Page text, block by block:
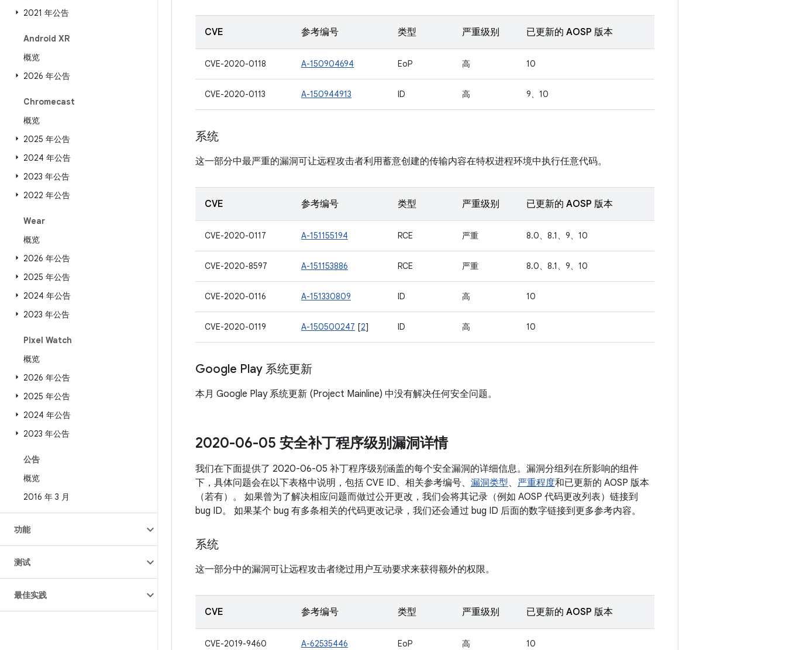
2021 年公告
Android XR
概览
2026 年公告
Chromecast
概览
2025 年公告
2024 年公告
2023 年公告
2022 年公告
Wear
概览
2026 年公告
2025 年公告
2024 年公告
2023 年公告
Pixel Watch
概览
2026 年公告
2025 年公告
2024 年公告
2023 年公告
公告
概览
2016 年 3 月
功能
测试
最佳实践
CVE 参考编号 类型 严重级别 已更新的 AOSP 版本
CVE-2020-0118 A-150904694 EoP 高 10
CVE-2020-0113 A-150944913 ID 高 9、10
系统
这一部分中最严重的漏洞可让远程攻击者利用蓄意创建的传输内容在特权进程环境中执行任意代码。
CVE 参考编号 类型 严重级别 已更新的 AOSP 版本
CVE-2020-0117 A-151155194 RCE 严重 8.0、8.1、9、10
CVE-2020-8597 A-151153886 RCE 严重 8.0、8.1、9、10
CVE-2020-0116 A-151330809 ID 高 10
CVE-2020-0119 A-150500247 [2] ID 高 10
Google Play 系统更新
本月 Google Play 系统更新 (Project Mainline) 中没有解决任何安全问题。
2020-06-05 安全补丁程序级别漏洞详情
我们在下面提供了 2020-06-05 补丁程序级别涵盖的每个安全漏洞的详细信息。漏洞分组列在所影响的组件
下，具体问题会在以下表格中说明，包括 CVE ID、相关参考编号、 漏洞类型、 严重程度和已更新的 AOSP 版本
（若有）。 如果曾为了解决相应问题而做过公开更改，我们会将其记录（例如 AOSP 代码更改列表）链接到
bug ID。 如果某个 bug 有多条相关的代码更改记录，我们还会通过 bug ID 后面的数字链接到更多参考内容。
系统
这一部分中的漏洞可让远程攻击者绕过用户互动要求来获得额外的权限。
CVE 参考编号 类型 严重级别 已更新的 AOSP 版本
CVE-2019-9460 A-62535446 EoP 高 10